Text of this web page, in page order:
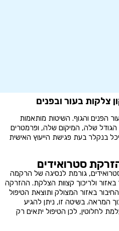
צלקות בעור ובפנים
הפנים והגוף. השיטות מותאמות
שלה, המיקום שלה, ופרמטרים
בנקלר בעת פגישת הייעוץ האישית
סטרואידים
גורמת לנסיגה של הרקמה
ולריכוך קצוות הצלקת. ההזרקה
באזור המצולק ותוצאת הטיפול
המראה. בשיטה זו, ניתן להגיע
לחלוטין, לכן הטיפול יתאים רק